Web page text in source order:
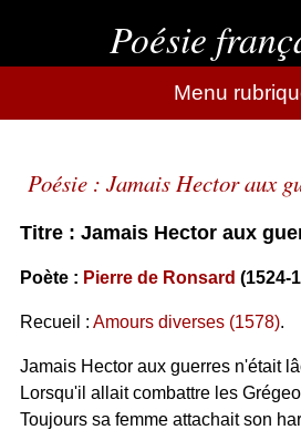
Poésie
Menu
Poésie : Jamais Hector aux
Titre : Jamais Hector aux
Poète : Pierre de Ronsard (1524-
Recueil : Amours diverses (1578).
Jamais Hector aux guerres n'était
Lorsqu'il allait combattre les
Toujours sa femme attachait son